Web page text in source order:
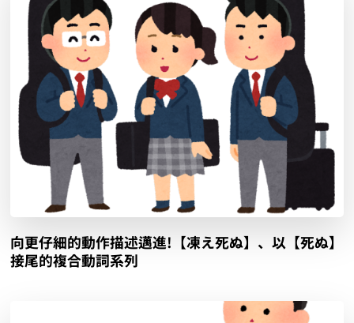
向更仔細的動作描述邁進!【凍え死ぬ】、以【死ぬ】
接尾的複合動詞系列